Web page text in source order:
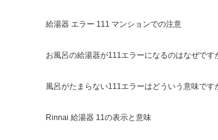
給湯器 エラー 111 マンションでの注意
お風呂の給湯器が111エラーになるのはなぜです
風呂がたまらない111エラーはどういう意味です
Rinnai 給湯器 11の表示と意味